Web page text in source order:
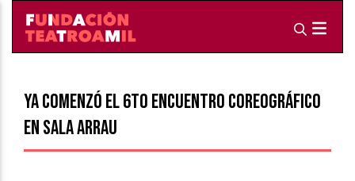
Ya comenzó el 6to Encuentro Coreográfico
en Sala Arrau